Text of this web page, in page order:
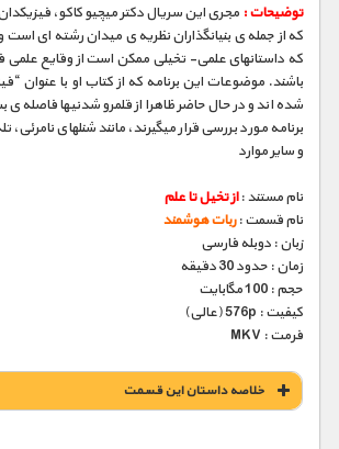
توضیحات : مجری­ این سریال دکتر میچیو کاکو،
که از جمله­ ی بنیانگذاران نظریه­ ی میدان رشته ­ای است
که داستانهای علمی- تخیلی ممکن است از وقایع علمی
باشند. موضوعات این برنامه که از کتاب او با عنوان
شده­ اند و در حال حاضر ظاهرا از قلمرو شدنی­ها فاصله­ ی
برنامه مورد بررسی قرار می­گیرند، مانند شنلهای
و سایر موارد
نام مستند :از تخیل تا علم
نام قسمت :ربات هوشمند
زبان : دوبله فارسی
زمان : حدود 30 دقیقه
حجم : 100 مگابایت
کیفیت : 576p (عالی)
فرمت : MKV
خلاصه داستان این قسمت